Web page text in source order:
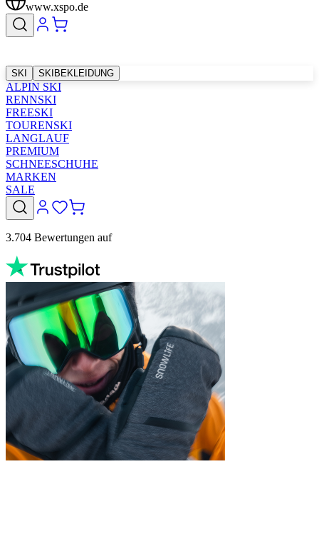
www.xspo.de
SKI SKIBEKLEIDUNG
ALPIN SKI
RENNSKI
FREESKI
TOURENSKI
LANGLAUF
PREMIUM
SCHNEESCHUHE
MARKEN
SALE
3.704 Bewertungen auf